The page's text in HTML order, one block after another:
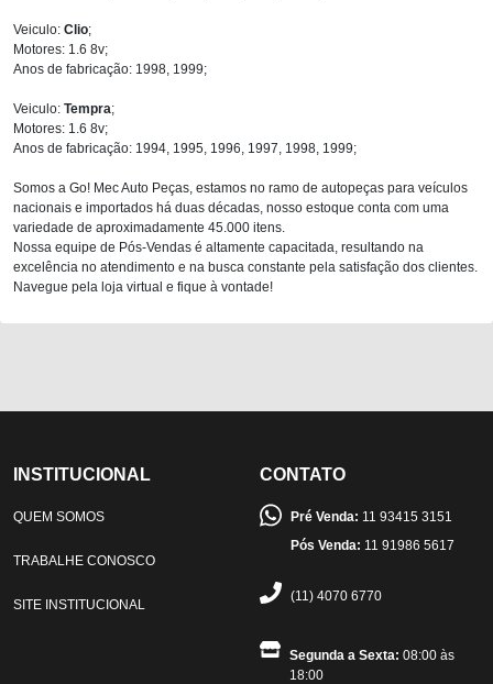
Veiculo: Clio;
Motores: 1.6 8v;
Anos de fabricação: 1998, 1999;
Veiculo: Tempra;
Motores: 1.6 8v;
Anos de fabricação: 1994, 1995, 1996, 1997, 1998, 1999;
Somos a Go! Mec Auto Peças, estamos no ramo de autopeças para veículos
nacionais e importados há duas décadas, nosso estoque conta com uma
variedade de aproximadamente 45.000 itens.
Nossa equipe de Pós-Vendas é altamente capacitada, resultando na
excelência no atendimento e na busca constante pela satisfação dos clientes.
Navegue pela loja virtual e fique à vontade!
INSTITUCIONAL
QUEM SOMOS
TRABALHE CONOSCO
SITE INSTITUCIONAL
CONTATO
Pré Venda: 11 93415 3151
Pós Venda: 11 91986 5617
(11) 4070 6770
Segunda a Sexta: 08:00 às
18:00